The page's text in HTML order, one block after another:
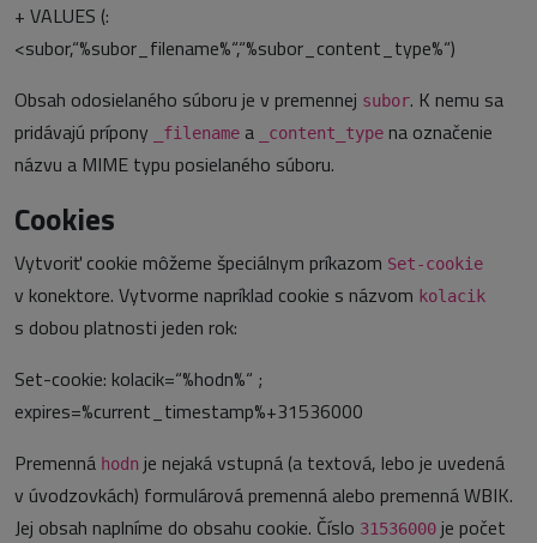
+ VALUES (:
<subor,“%subor_filename%“,“%subor_content_type%“)
Obsah odosielaného súboru je v premennej subor. K nemu sa
pridávajú prípony
_filename a _content_type na označenie
názvu a MIME typu posielaného súboru.
Cookies
Vytvoriť cookie môžeme špeciálnym príkazom Set-cookie
v konektore. Vytvorme napríklad cookie s názvom kolacik
s dobou platnosti jeden rok:
Set-cookie: kolacik=“%hodn%“ ;
expires=%current_timestamp%+31536000
Premenná hodn je nejaká vstupná (a textová, lebo je uvedená
v úvodzovkách) formulárová premenná alebo premenná WBIK.
Jej obsah naplníme do obsahu cookie. Číslo 31536000 je počet